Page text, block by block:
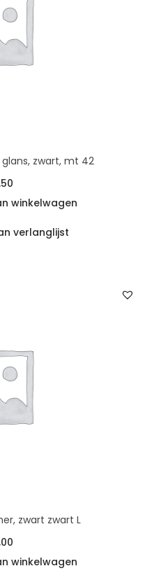
zwart, mt 42
winkelwagen
verlanglijst
zwart zwart L
winkelwagen